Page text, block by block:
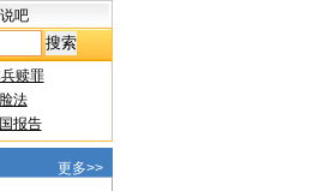
说吧
赎罪
法
报告
更多>>